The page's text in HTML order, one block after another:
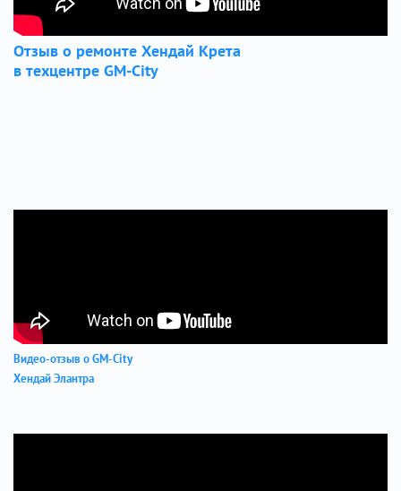
Отзыв о ремонте Хендай Крета
в техцентре GM-City
Видео-отзыв о GM-City
Хендай Элантра